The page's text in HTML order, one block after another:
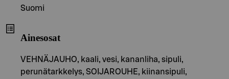
Suomi
Ainesosat
VEHNÄJAUHO, kaali, vesi, kananliha, sipuli,
perunätarkkelys, SOIJAROUHE, kiinansipuli,